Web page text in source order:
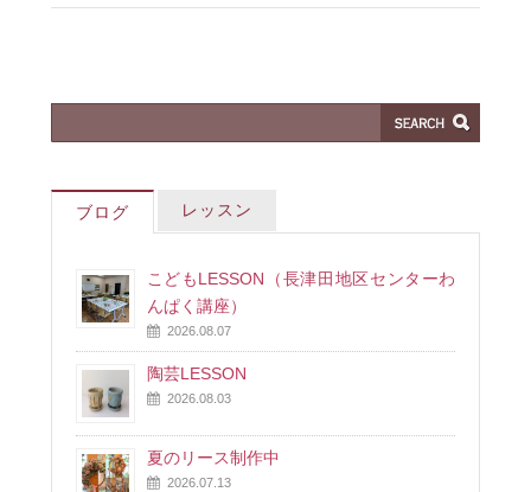
ブログ レッスン
こどもLESSON（長津田地区センターわ
んぱく講座）
2026.08.07
陶芸LESSON
2026.08.03
夏のリース制作中
2026.07.13